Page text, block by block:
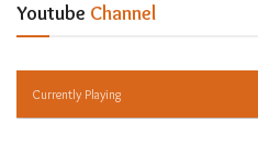
Youtube Channel
Currently Playing